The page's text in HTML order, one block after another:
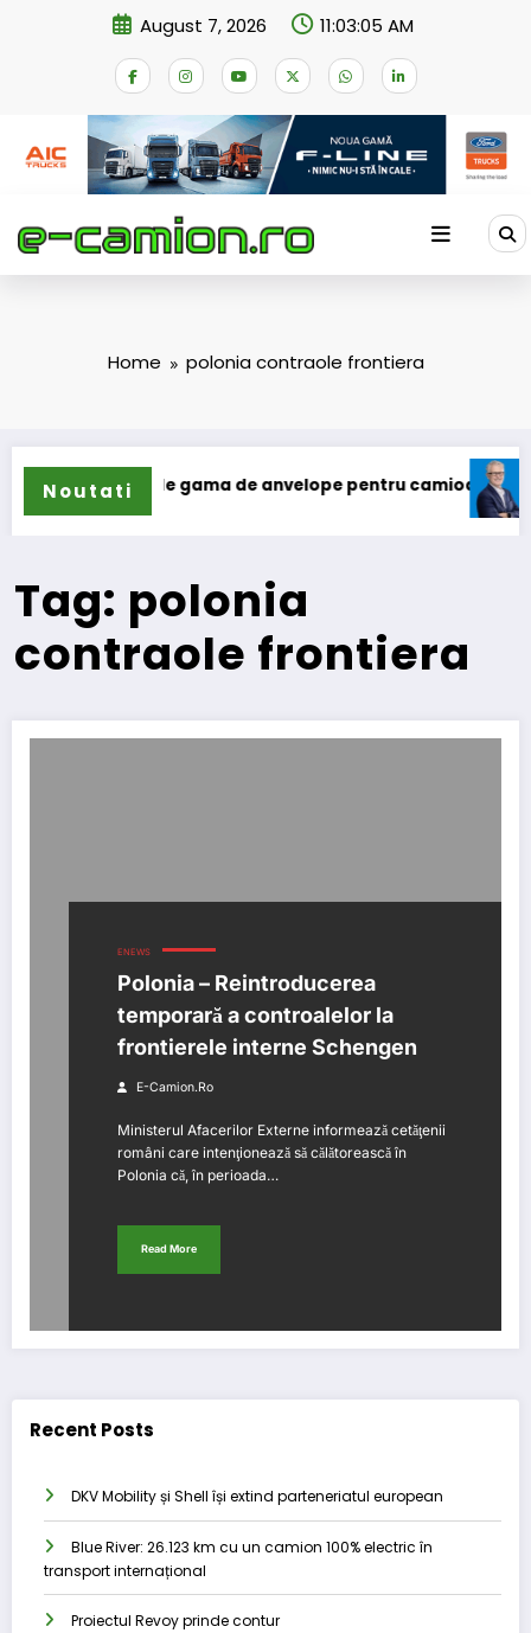
August 7, 2026 11:03:05 AM
Home polonia contraole frontiera
Noutati
își extinde gama de anvelope pentru camioane Lars
Tag: polonia
contraole frontiera
ENEWS
Polonia – Reintroducerea
temporară a controalelor la
frontierele interne Schengen
E-Camion.ro
Ministerul Afacerilor Externe informează cetăţenii
români care intenţionează să călătorească în
Polonia că, în perioada…
Read More
Recent Posts
DKV Mobility și Shell își extind parteneriatul european
Blue River: 26.123 km cu un camion 100% electric în
transport internațional
Proiectul Revoy prinde contur